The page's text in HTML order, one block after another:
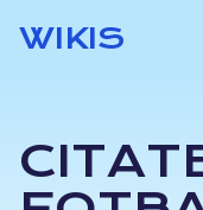
WIKIS